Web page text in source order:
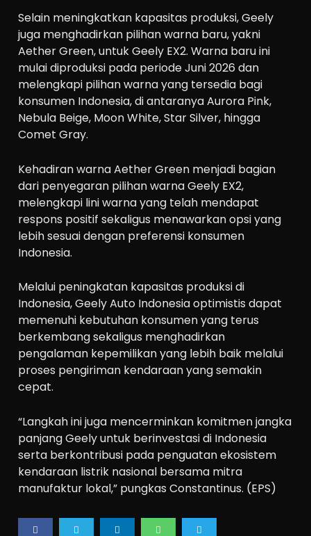
Selain meningkatkan kapasitas produksi, Geely
juga menghadirkan pilihan warna baru, yakni
Aether Green, untuk Geely EX2. Warna baru ini
mulai diproduksi pada periode Juni 2026 dan
melengkapi pilihan warna yang tersedia bagi
konsumen Indonesia, di antaranya Aurora Pink,
Nebula Beige, Moon White, Star Silver, hingga
Comet Gray.
Kehadiran warna Aether Green menjadi bagian
dari penyegaran pilihan warna Geely EX2,
melengkapi lini warna yang telah mendapat
respons positif sekaligus menawarkan opsi yang
lebih sesuai dengan preferensi konsumen
Indonesia.
Melalui peningkatan kapasitas produksi di
Indonesia, Geely Auto Indonesia optimistis dapat
memenuhi kebutuhan konsumen yang terus
berkembang sekaligus menghadirkan
pengalaman kepemilikan yang lebih baik melalui
proses pengiriman kendaraan yang semakin
cepat.
“Langkah ini juga mencerminkan komitmen jangka
panjang Geely untuk berinvestasi di Indonesia
serta berkontribusi pada penguatan ekosistem
kendaraan listrik nasional bersama mitra
manufaktur lokal,” pungkas Constantinus. (EPS)